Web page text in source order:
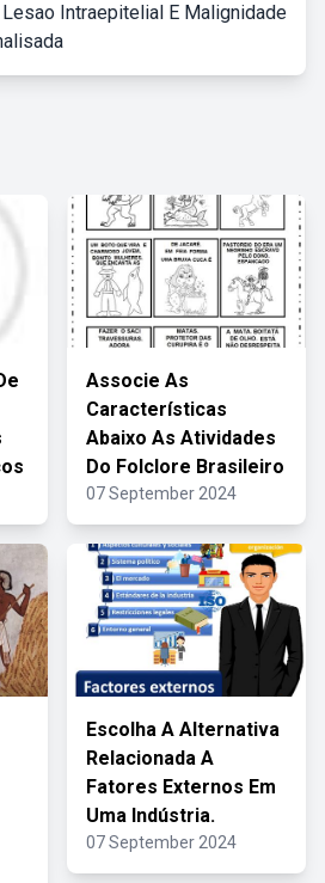
Intraepitelial E Malignidade
Associe As
Características
Abaixo As Atividades
Do Folclore Brasileiro
07 September 2024
Escolha A Alternativa
Relacionada A
Fatores Externos Em
Uma Indústria.
07 September 2024